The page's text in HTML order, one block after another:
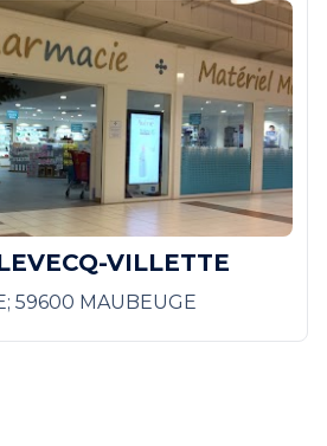
VILLETTE
59600 MAUBEUGE